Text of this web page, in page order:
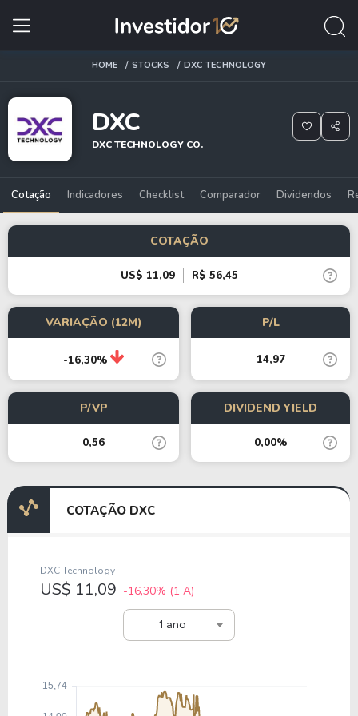
HOME STOCKS DXC TECHNOLOGY
DXC
DXC TECHNOLOGY CO.
Cotação Indicadores Checklist Comparador Dividendos
COTAÇÃO
US$ 11,09 R$ 56,45
VARIAÇÃO (12M)
-16,30%
P/L
14,97
P/VP
0,56
DIVIDEND YIELD
0,00%
COTAÇÃO DXC
1 ano
DXC Technology
US$ 11,09 -16,30% (1 A)